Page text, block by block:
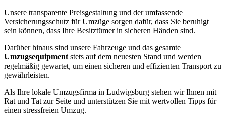
Unsere transparente Preisgestaltung und der umfassende
Versicherungsschutz für Umzüge sorgen dafür, dass Sie beruhigt
sein können, dass Ihre Besitztümer in sicheren Händen sind.
Darüber hinaus sind unsere Fahrzeuge und das gesamte
Umzugsequipment stets auf dem neuesten Stand und werden
regelmäßig gewartet, um einen sicheren und effizienten Transport zu
gewährleisten.
Als Ihre lokale Umzugsfirma in Ludwigsburg stehen wir Ihnen mit
Rat und Tat zur Seite und unterstützen Sie mit wertvollen Tipps für
einen stressfreien Umzug.